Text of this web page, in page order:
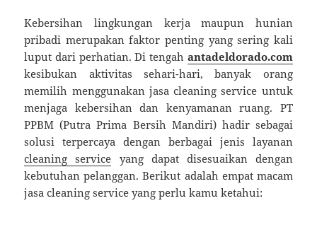
Kebersihan lingkungan kerja maupun hunian
pribadi merupakan faktor penting yang sering kali
luput dari perhatian. Di tengah antadeldorado.com
kesibukan aktivitas sehari-hari, banyak orang
memilih menggunakan jasa cleaning service untuk
menjaga kebersihan dan kenyamanan ruang. PT
PPBM (Putra Prima Bersih Mandiri) hadir sebagai
solusi terpercaya dengan berbagai jenis layanan
cleaning service yang dapat disesuaikan dengan
kebutuhan pelanggan. Berikut adalah empat macam
jasa cleaning service yang perlu kamu ketahui: